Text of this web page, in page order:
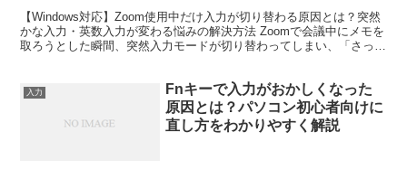
【Windows対応】Zoom使用中だけ入力が切り替わる原因とは？突然
かな入力・英数入力が変わる悩みの解決方法 Zoomで会議中にメモを
取ろうとした瞬間、突然入力モードが切り替わってしまい、「さっき
入力
Fnキーで入力がおかしくなった
原因とは？パソコン初心者向けに
直し方をわかりやすく解説